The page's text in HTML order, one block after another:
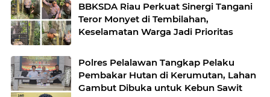
BBKSDA Riau Perkuat Sinergi Tangani
Teror Monyet di Tembilahan,
Keselamatan Warga Jadi Prioritas
Polres Pelalawan Tangkap Pelaku
Pembakar Hutan di Kerumutan, Lahan
Gambut Dibuka untuk Kebun Sawit